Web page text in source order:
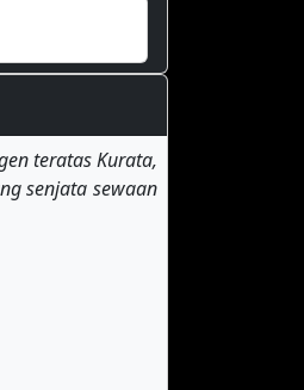
teratas Kurata,
senjata sewaan